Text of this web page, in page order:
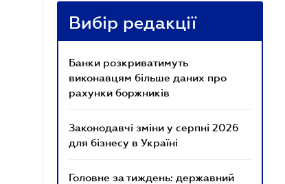
Вибір редакції
Банки розкриватимуть
виконавцям більше даних про
рахунки боржників
Законодавчі зміни у серпні 2026
для бізнесу в Україні
Головне за тиждень: державний